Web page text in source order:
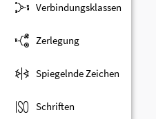
Verbindungsklassen
Zerlegung
Spiegelnde Zeichen
Schriften